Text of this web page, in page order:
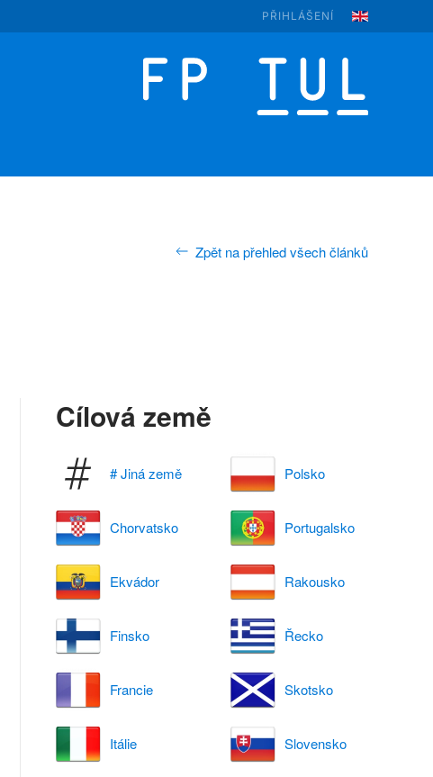
PŘIHLÁŠENÍ
Zpět na přehled všech článků
Cílová země
# Jiná země
Chorvatsko
Ekvádor
Finsko
Francie
Itálie
Polsko
Portugalsko
Rakousko
Řecko
Skotsko
Slovensko